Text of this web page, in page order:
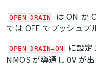
OPEN_DRAIN
は ON か
では OFF でプッシュプ
OPEN_DRAIN=ON
に設定
NMOS が導通し 0V が